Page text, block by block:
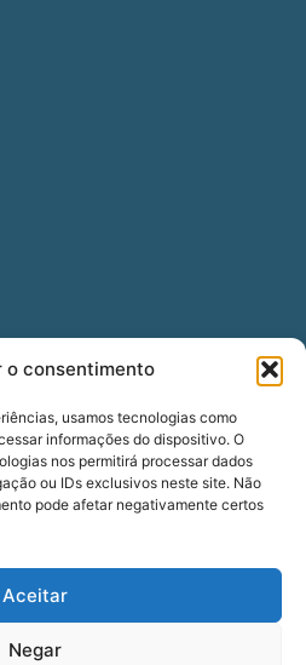
o consentimento
usamos tecnologias como
informações do dispositivo. O
nos permitirá processar dados
ou IDs exclusivos neste site. Não
pode afetar negativamente certos
Aceitar
Negar
0391 (Whatsapp)
Crysthyan Carlos
- Anadia - AL - CEP:
Brasil Notícias. Todos os